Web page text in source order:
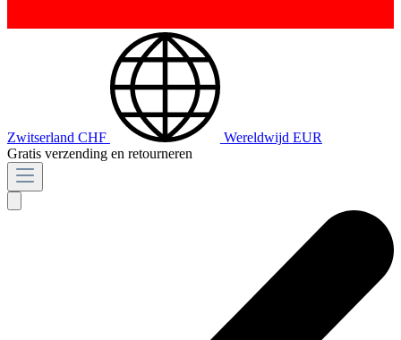
Zwitserland CHF Wereldwijd EUR
Gratis verzending en retourneren